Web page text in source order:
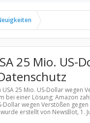
25 Mio. US-
25 Mio. US-Dollar wegen
bei einer Lösung; Amazon
wegen Verstößen
erstellt von NewsBot, 1.